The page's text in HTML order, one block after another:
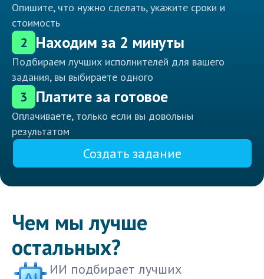
Опишите, что нужно сделать, укажите сроки и
стоимость
2 Находим за 2 минуты
Подбираем лучших исполнителей для вашего
задания, вы выбираете одного
3 Платите за готовое
Оплачиваете, только если вы довольны
результатом
Создать задание
Чем мы лучше
остальных?
ИИ подбирает лучших